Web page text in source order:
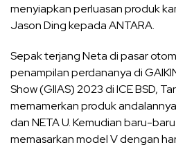
menyiapkan perluasan produk
Jason Ding kepada ANTARA.
Sepak terjang Neta di pasar
penampilan perdananya di
Show (GIIAS) 2023 di ICE BSD,
memamerkan produk andalannya
dan NETA U. Kemudian baru-
memasarkan model V dengan